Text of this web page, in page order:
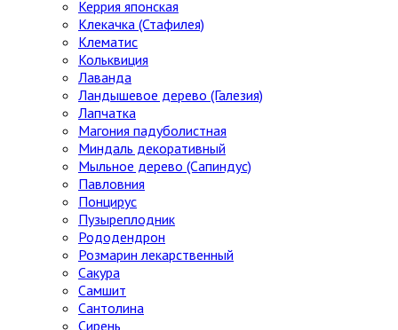
Керрия японская
Клекачка (Стафилея)
Клематис
Кольквиция
Лаванда
Ландышевое дерево (Галезия)
Лапчатка
Магония падуболистная
Миндаль декоративный
Мыльное дерево (Сапиндус)
Павловния
Понцирус
Пузыреплодник
Рододендрон
Розмарин лекарственный
Сакура
Самшит
Сантолина
Сирень